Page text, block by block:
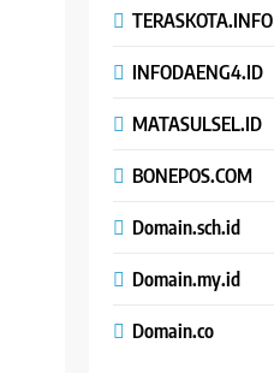
TERASKOTA.INFO
INFODAENG4.ID
MATASULSEL.ID
BONEPOS.COM
Domain.sch.id
Domain.my.id
Domain.co